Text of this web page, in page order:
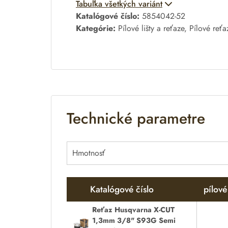
A
l
t
v
e
Tabuľka všetkých variánt
Katalógové číslo: 5854042-52
Kategórie: Pílové lišty a reťaze, Pílové
Technické parametre
Hmotnosť
Katalógové číslo
Reťaz Husqvarna X-CUT
1,3mm 3/8" S93G Semi